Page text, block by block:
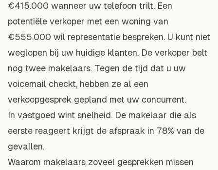
€415.000 wanneer uw telefoon trilt. Een
potentiële verkoper met een woning van
€555.000 wil representatie bespreken. U kunt niet
weglopen bij uw huidige klanten. De verkoper belt
nog twee makelaars. Tegen de tijd dat u uw
voicemail checkt, hebben ze al een
verkoopgesprek gepland met uw concurrent.
In vastgoed wint snelheid. De makelaar die als
eerste reageert krijgt de afspraak in 78% van de
gevallen.
Waarom makelaars zoveel gesprekken missen